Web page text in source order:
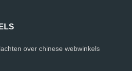
over chinese webwinkels